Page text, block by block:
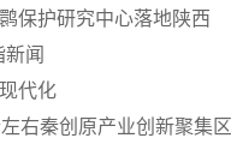
保护研究中心落地陕西
闻
代化
右秦创原产业创新聚集区